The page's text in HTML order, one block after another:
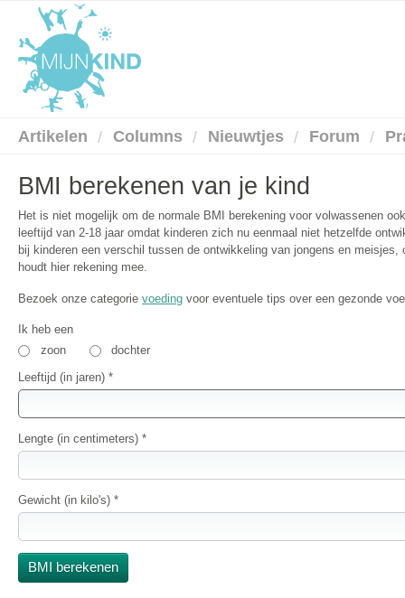
Artikelen Columns Nieuwtjes Forum
BMI berekenen van je kind
Het is niet mogelijk om de normale BMI berekening voor volwassenen
leeftijd van 2-18 jaar omdat kinderen zich nu eenmaal niet hetzelfde
bij kinderen een verschil tussen de ontwikkeling van jongens en
houdt hier rekening mee.
Bezoek onze categorie voeding voor eventuele tips over een gezonde
Ik heb een
zoon
dochter
Leeftijd (in jaren) *
Lengte (in centimeters) *
Gewicht (in kilo's) *